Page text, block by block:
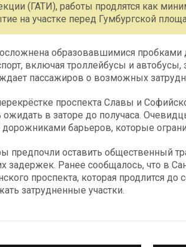
(ГАТИ), работы продлятся как
на участке перед Гумбургской
образовавшимися
включая троллейбусы и автобусы,
пассажиров о возможных
проспекта Славы и
в заторе до получаса.
дорожниками барьеров, которые
предпочли оставить общественный
задержек. Ранее сообщалось, что в
проспекта, которая продлится до
затрудненные участки.